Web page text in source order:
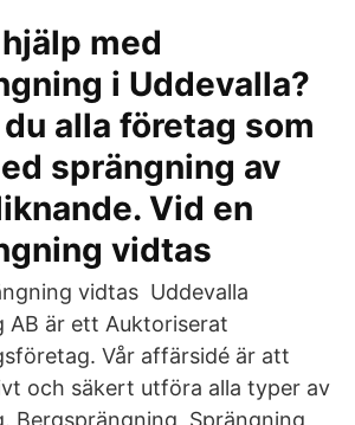
med
i Uddevalla?
alla företag som
sprängning av
Vid en
vidtas
vidtas Uddevalla
AB är ett Auktoriserat
Vår affärsidé är att
och säkert utföra alla typer av
Bergsprängning, Sprängning